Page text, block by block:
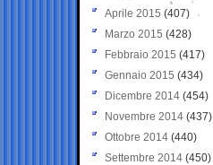
Aprile 2015 (407)
Marzo 2015 (428)
Febbraio 2015 (417)
Gennaio 2015 (434)
Dicembre 2014 (454)
Novembre 2014 (437)
Ottobre 2014 (440)
Settembre 2014 (450)